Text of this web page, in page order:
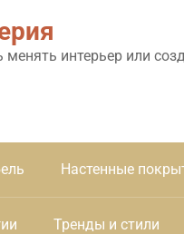
менять интерьер или
Настенные
Тренды и стили